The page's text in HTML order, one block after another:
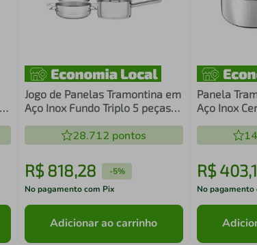
Jogo de Panelas Tramontina em
Aço Inox Fundo Triplo 5 peças
28.712 pontos
R$818,28 -5%
No pagamento com Pix
Adicionar ao carrinho
Panela
Aço Inox
R$ 403,
No pagamento